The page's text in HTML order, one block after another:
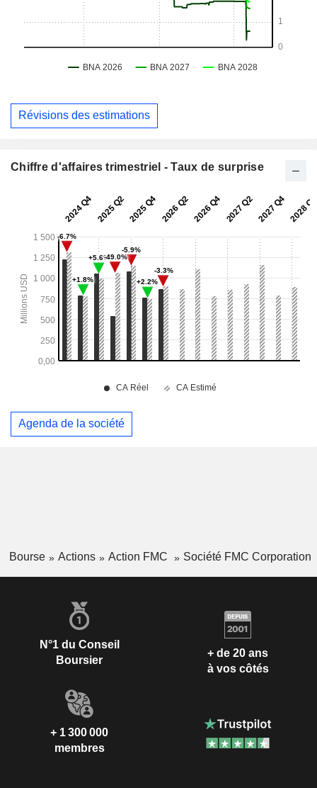
Révisions des estimations
Chiffre d'affaires trimestriel - Taux de surprise
Agenda de la société
Bourse Actions Action FMC Société FMC Corporation
N°1 du Conseil
Boursier
+ de 20 ans
à vos côtés
+ 1 300 000
membres